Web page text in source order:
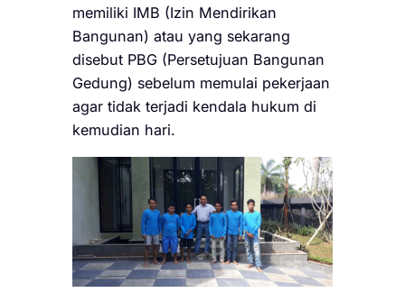
memiliki IMB (Izin Mendirikan
Bangunan) atau yang sekarang
disebut PBG (Persetujuan Bangunan
Gedung) sebelum memulai pekerjaan
agar tidak terjadi kendala hukum di
kemudian hari.